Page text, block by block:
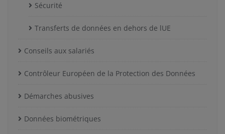
Sécurité
Transferts de données en dehors de lUE
Conseils aux salariés
Contrôleur Européen de la Protection des Données
Démarches abusives
Données biométriques